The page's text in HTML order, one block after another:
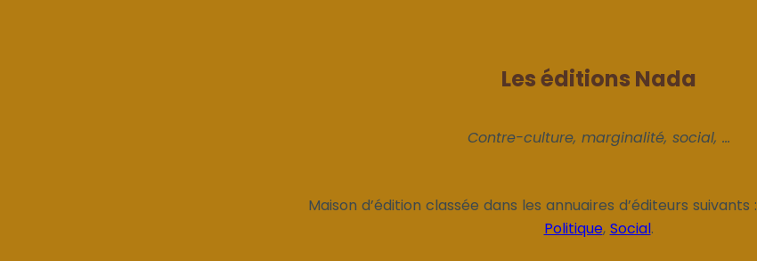
Les éditions Nada
Contre-culture, marginalité, social, ...
Maison d’édition classée dans les annuaires d’éditeurs suivants :
Politique, Social.